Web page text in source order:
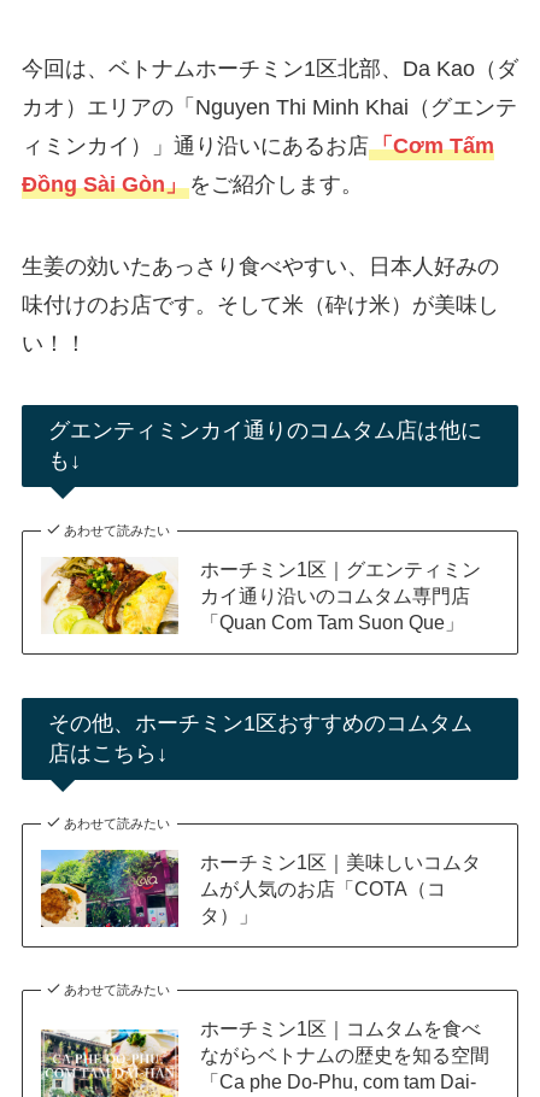
今回は、ベトナムホーチミン1区北部、Da Kao（ダ
カオ）エリアの「Nguyen Thi Minh Khai（グエンテ
ィミンカイ）」通り沿いにあるお店「Cơm Tấm
Đồng Sài Gòn」をご紹介します。
生姜の効いたあっさり食べやすい、日本人好みの
味付けのお店です。そして米（砕け米）が美味し
い！！
グエンティミンカイ通りのコムタム店は他に
も↓
あわせて読みたい
ホーチミン1区｜グエンティミン
カイ通り沿いのコムタム専門店
「Quan Com Tam Suon Que」
その他、ホーチミン1区おすすめのコムタム
店はこちら↓
あわせて読みたい
ホーチミン1区｜美味しいコムタ
ムが人気のお店「COTA（コ
タ）」
あわせて読みたい
ホーチミン1区｜コムタムを食べ
ながらベトナムの歴史を知る空間
「Ca phe Do-Phu, com tam Dai-